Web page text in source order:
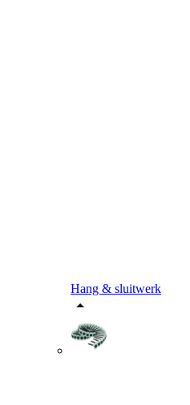
Hang & sluitwerk